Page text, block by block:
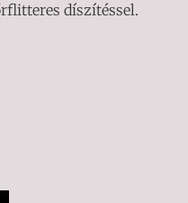
díszítéssel.